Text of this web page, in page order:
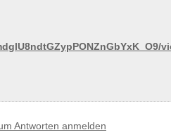
Antworten anmelden